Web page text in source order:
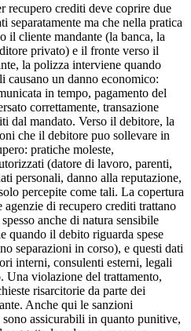
recupero crediti deve coprire due
separatamente ma che nella pratica
il cliente mandante (la banca, la
privato) e il fronte verso il
la polizza interviene quando
causano un danno economico:
in tempo, pagamento del
correttamente, transazione
dal mandato. Verso il debitore, la
che il debitore puo sollevare in
pratiche moleste,
(datore di lavoro, parenti,
personali, danno alla reputazione,
percepite come tali. La copertura
di recupero crediti trattano
anche di natura sensibile
quando il debito riguarda spese
separazioni in corso), e questi dati
interni, consulenti esterni, legali
Una violazione del trattamento,
risarcitorie da parte dei
Anche qui le sanzioni
assicurabili in quanto punitive,